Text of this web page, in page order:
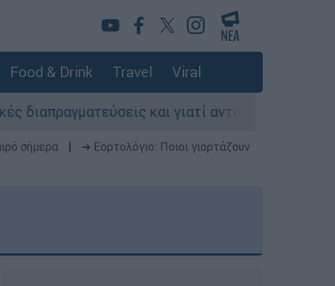
Food & Drink Travel Viral
και γιατί αντιδρούν οι ΗΠΑ
σήμερα
➔ Εορτολόγιο: Ποιοι γιορτάζουν